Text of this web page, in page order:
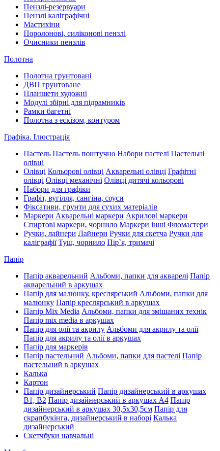
Пензлі-резервуари
Пензлі каліграфічні
Мастихіни
Поролонові, силіконові пензлі
Очисники пензлів
Полотна
Полотна грунтовані
ДВП грунтоване
Планшети художні
Модулі збірні для підрамників
Рамки багетні
Полотна з ескізом, контуром
Графіка. Ілюстрація
Пастель Пастель поштучно Набори пастелі Пастельні
олівці
Олівці Кольорові олівці Акварельні олівці Графітні
олівці Олівці механічні Олівці дитячі кольорові
Набори для графіки
Графіт, вугілля, сангіна, соуси
Фіксативи, грунти для сухих матеріалів
Маркери Акварельні маркери Акрилові маркери
Спиртові маркери, чорнило Маркери інші Фломастери
Ручки, лайнери Лайнери Ручки для скетча Ручки для
каліграфії Туш, чорнило Пір`я, тримачі
Папір
Папір акварельний Альбоми, папки для акварелі Папір
акварельний в аркушах
Папір для малюнку, креслярський Альбоми, папки для
малюнку Папір креслярський в аркушах
Папір Mix Media Альбоми, папки для змішаних технік
Папір mix media в аркушах
Папір для олії та акрилу Альбоми для акрилу та олії
Папір для акрилу та олії в аркушах
Папір для маркерів
Папір пастельний Альбоми, папки для пастелі Папір
пастельний в аркушах
Калька
Картон
Папір дизайнерський Папір дизайнерський в аркушах
В1, В2 Папір дизайнерський в аркушах А4 Папір
дизайнерський в аркушах 30,5х30,5см Папір для
скрапбукінга, дизайнерський в наборі Калька
дизайнерський
Скетчбуки навчальні